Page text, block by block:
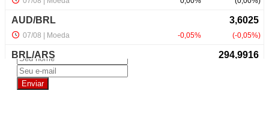
NewsLetter